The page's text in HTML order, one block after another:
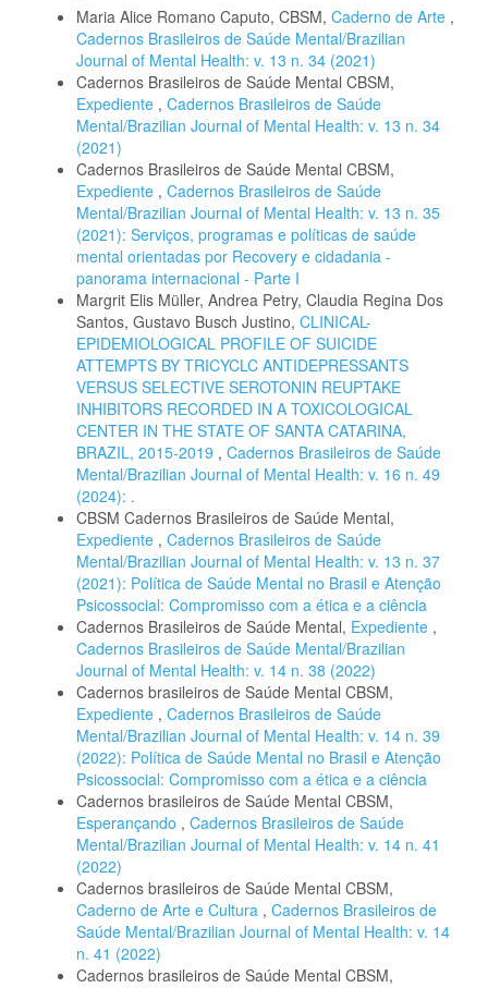
Maria Alice Romano Caputo, CBSM, Caderno de Arte ,
Cadernos Brasileiros de Saúde Mental/Brazilian
Journal of Mental Health: v. 13 n. 34 (2021)
Cadernos Brasileiros de Saúde Mental CBSM,
Expediente , Cadernos Brasileiros de Saúde
Mental/Brazilian Journal of Mental Health: v. 13 n. 34
(2021)
Cadernos Brasileiros de Saúde Mental CBSM,
Expediente , Cadernos Brasileiros de Saúde
Mental/Brazilian Journal of Mental Health: v. 13 n. 35
(2021): Serviços, programas e políticas de saúde
mental orientadas por Recovery e cidadania -
panorama internacional - Parte I
Margrit Elis Müller, Andrea Petry, Claudia Regina Dos
Santos, Gustavo Busch Justino, CLINICAL-
EPIDEMIOLOGICAL PROFILE OF SUICIDE
ATTEMPTS BY TRICYCLC ANTIDEPRESSANTS
VERSUS SELECTIVE SEROTONIN REUPTAKE
INHIBITORS RECORDED IN A TOXICOLOGICAL
CENTER IN THE STATE OF SANTA CATARINA,
BRAZIL, 2015-2019 , Cadernos Brasileiros de Saúde
Mental/Brazilian Journal of Mental Health: v. 16 n. 49
(2024): .
CBSM Cadernos Brasileiros de Saúde Mental,
Expediente , Cadernos Brasileiros de Saúde
Mental/Brazilian Journal of Mental Health: v. 13 n. 37
(2021): Política de Saúde Mental no Brasil e Atenção
Psicossocial: Compromisso com a ética e a ciência
Cadernos Brasileiros de Saúde Mental, Expediente ,
Cadernos Brasileiros de Saúde Mental/Brazilian
Journal of Mental Health: v. 14 n. 38 (2022)
Cadernos brasileiros de Saúde Mental CBSM,
Expediente , Cadernos Brasileiros de Saúde
Mental/Brazilian Journal of Mental Health: v. 14 n. 39
(2022): Política de Saúde Mental no Brasil e Atenção
Psicossocial: Compromisso com a ética e a ciência
Cadernos brasileiros de Saúde Mental CBSM,
Esperançando , Cadernos Brasileiros de Saúde
Mental/Brazilian Journal of Mental Health: v. 14 n. 41
(2022)
Cadernos brasileiros de Saúde Mental CBSM,
Caderno de Arte e Cultura , Cadernos Brasileiros de
Saúde Mental/Brazilian Journal of Mental Health: v. 14
n. 41 (2022)
Cadernos brasileiros de Saúde Mental CBSM,